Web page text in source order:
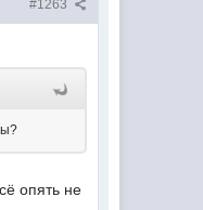
#1263
опять не